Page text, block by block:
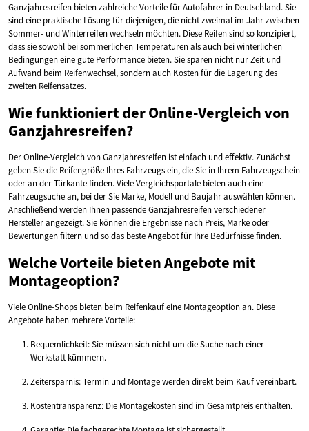
Ganzjahresreifen bieten zahlreiche Vorteile für Autofahrer in Deutschland. Sie
sind eine praktische Lösung für diejenigen, die nicht zweimal im Jahr zwischen
Sommer- und Winterreifen wechseln möchten. Diese Reifen sind so konzipiert,
dass sie sowohl bei sommerlichen Temperaturen als auch bei winterlichen
Bedingungen eine gute Performance bieten. Sie sparen nicht nur Zeit und
Aufwand beim Reifenwechsel, sondern auch Kosten für die Lagerung des
zweiten Reifensatzes.
Wie funktioniert der Online-Vergleich von
Ganzjahresreifen?
Der Online-Vergleich von Ganzjahresreifen ist einfach und effektiv. Zunächst
geben Sie die Reifengröße Ihres Fahrzeugs ein, die Sie in Ihrem Fahrzeugschein
oder an der Türkante finden. Viele Vergleichsportale bieten auch eine
Fahrzeugsuche an, bei der Sie Marke, Modell und Baujahr auswählen können.
Anschließend werden Ihnen passende Ganzjahresreifen verschiedener
Hersteller angezeigt. Sie können die Ergebnisse nach Preis, Marke oder
Bewertungen filtern und so das beste Angebot für Ihre Bedürfnisse finden.
Welche Vorteile bieten Angebote mit
Montageoption?
Viele Online-Shops bieten beim Reifenkauf eine Montageoption an. Diese
Angebote haben mehrere Vorteile:
Bequemlichkeit: Sie müssen sich nicht um die Suche nach einer
Werkstatt kümmern.
Zeitersparnis: Termin und Montage werden direkt beim Kauf vereinbart.
Kostentransparenz: Die Montagekosten sind im Gesamtpreis enthalten.